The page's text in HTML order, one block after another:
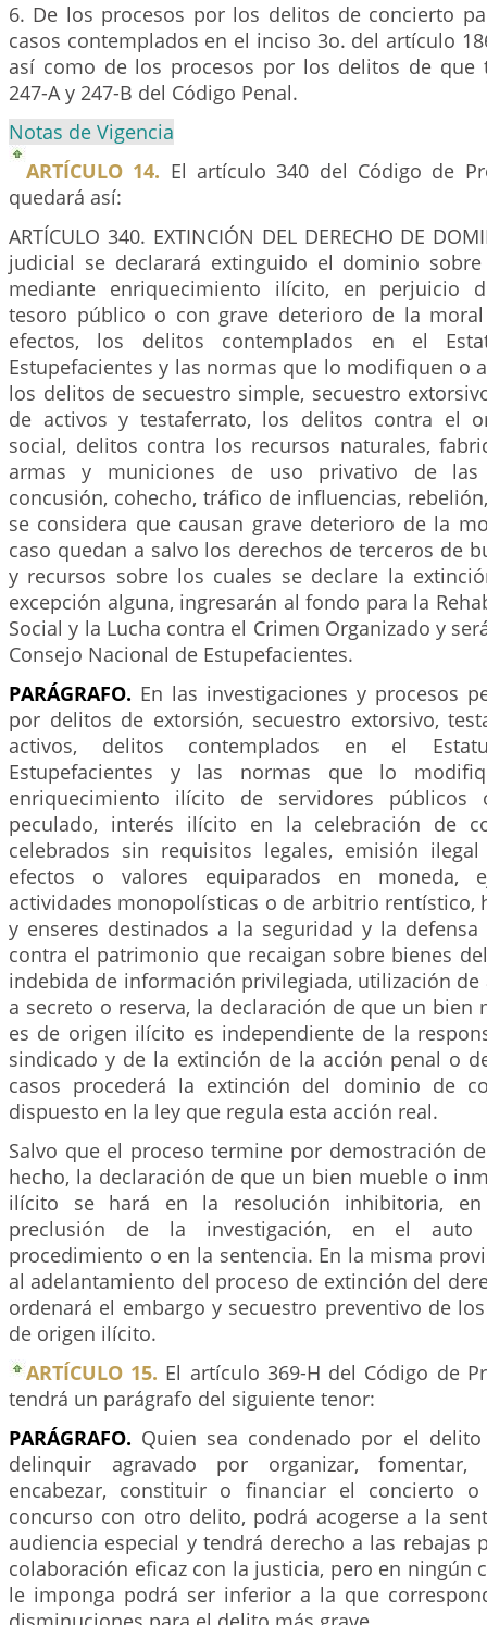
6. De los procesos por los delitos de concierto
casos contemplados en el inciso 3o. del artículo
así como de los procesos por los delitos de que
247-A y 247-B del Código Penal.
Notas de Vigencia
ARTÍCULO 14. El artículo 340 del Código de
quedará así:
ARTÍCULO 340. EXTINCIÓN DEL DERECHO DE
judicial se declarará extinguido el dominio
mediante enriquecimiento ilícito, en perjuicio
tesoro público o con grave deterioro de la
efectos, los delitos contemplados en el
Estupefacientes y las normas que lo modifiquen o
los delitos de secuestro simple, secuestro
de activos y testaferrato, los delitos contra el
social, delitos contra los recursos naturales,
armas y municiones de uso privativo de las
concusión, cohecho, tráfico de influencias,
se considera que causan grave deterioro de la
caso quedan a salvo los derechos de terceros de
y recursos sobre los cuales se declare la
excepción alguna, ingresarán al fondo para la
Social y la Lucha contra el Crimen Organizado y
Consejo Nacional de Estupefacientes.
PARÁGRAFO. En las investigaciones y procesos
por delitos de extorsión, secuestro extorsivo,
activos, delitos contemplados en el
Estupefacientes y las normas que lo
enriquecimiento ilícito de servidores públicos
peculado, interés ilícito en la celebración de
celebrados sin requisitos legales, emisión
efectos o valores equiparados en moneda,
actividades monopolísticas o de arbitrio rentístico,
y enseres destinados a la seguridad y la defensa
contra el patrimonio que recaigan sobre bienes
indebida de información privilegiada, utilización
a secreto o reserva, la declaración de que un bien
es de origen ilícito es independiente de la
sindicado y de la extinción de la acción penal o
casos procederá la extinción del dominio de
dispuesto en la ley que regula esta acción real.
Salvo que el proceso termine por demostración
hecho, la declaración de que un bien mueble o
ilícito se hará en la resolución inhibitoria,
preclusión de la investigación, en el
procedimiento o en la sentencia. En la misma
al adelantamiento del proceso de extinción del
ordenará el embargo y secuestro preventivo de
de origen ilícito.
ARTÍCULO 15. El artículo 369-H del Código de
tendrá un parágrafo del siguiente tenor:
PARÁGRAFO. Quien sea condenado por el
delinquir agravado por organizar, fomentar,
encabezar, constituir o financiar el concierto
concurso con otro delito, podrá acogerse a la
audiencia especial y tendrá derecho a las rebajas
colaboración eficaz con la justicia, pero en ningún
le imponga podrá ser inferior a la que